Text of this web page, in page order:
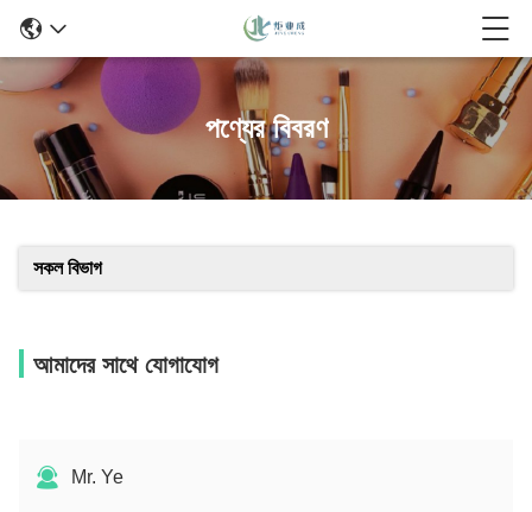
পণ্যের বিবরণ
সকল বিভাগ
আমাদের সাথে যোগাযোগ
Mr. Ye